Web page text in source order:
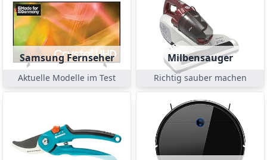
Samsung Fernseher
Aktuelle Modelle im Test
Milbensauger
Richtig sauber machen